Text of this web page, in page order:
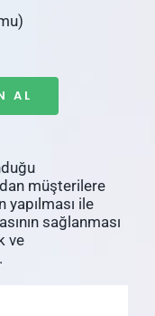
AL
müşterilere
yapılması ile
sağlanması
ve